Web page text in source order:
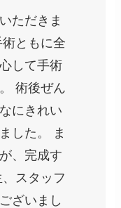
ただきま
ともに全
して手術
術後ぜん
にきれい
した。 ま
、完成す
スタッフ
ざいまし